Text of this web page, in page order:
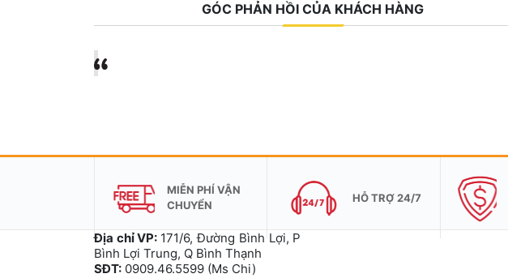
GÓC PHẢN HỒI CỦA KHÁCH HÀNG
MIỄN PHÍ VẬN
CHUYỂN
HỖ TRỢ 24/7
Địa chỉ VP: 171/6, Đường Bình Lợi, P
Bình Lợi Trung, Q Bình Thạnh
SĐT:0909.46.5599 (Ms Chi)